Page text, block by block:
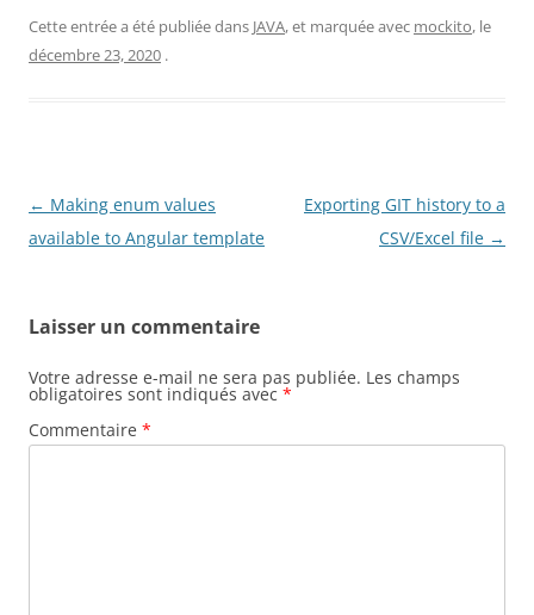
Cette entrée a été publiée dans JAVA, et marquée avec mockito, le
décembre 23, 2020 .
Navigation
des
← Making enum values
available to Angular template
Exporting GIT history to a
CSV/Excel file →
Laisser un commentaire
Votre adresse e-mail ne sera pas publiée. Les champs
obligatoires sont indiqués avec *
Commentaire *